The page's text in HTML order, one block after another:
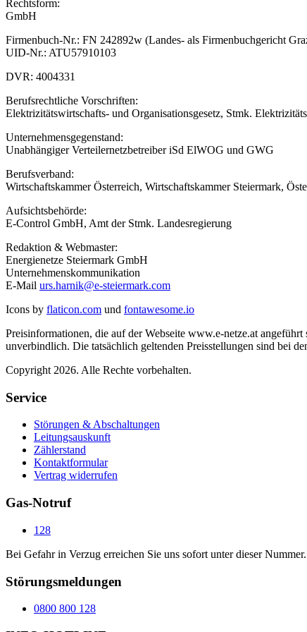
Rechtsform:
GmbH
Firmenbuch-Nr.: FN 242892w (Landes- als Firmenbuchgericht
UID-Nr.: ATU57910103
DVR: 4004331
Berufsrechtliche Vorschriften:
Elektrizitätswirtschafts- und Organisationsgesetz, Stmk.
Unternehmensgegenstand:
Unabhängiger Verteilernetzbetreiber iSd ElWOG und GWG
Berufsverband:
Wirtschaftskammer Österreich, Wirtschaftskammer Steiermark,
Aufsichtsbehörde:
E-Control GmbH, Amt der Stmk. Landesregierung
Redaktion & Webmaster:
Energienetze Steiermark GmbH
Unternehmenskommunikation
E-Mail urs.harnik@e-steiermark.com
Icons by flaticon.com und fontawesome.io
Preisinformationen, die auf der Webseite www.e-netze.at
unverbindlich. Die tatsächlich geltenden Preisstellungen sind bei
Copyright 2026. Alle Rechte vorbehalten.
Service
Störungen & Abschaltungen
Leitungsauskunft
Zählerstand
Kontaktformular
Vertrag widerrufen
Gas-Notruf
128
Bei Gefahr in Verzug erreichen Sie uns sofort unter dieser Nummer.
Störungsmeldungen
0800 800 128